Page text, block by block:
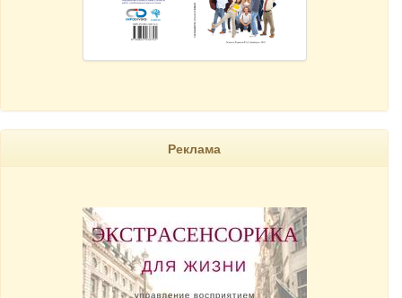
Реклама